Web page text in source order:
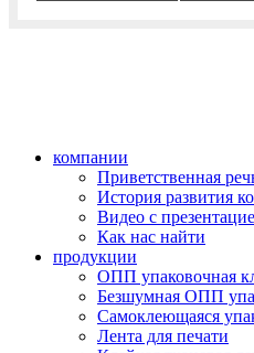
компании
Приветственная
История развития
Видео с
Как нас найти
продукции
ОПП упаковочная
Безшумная ОПП
Самоклеющаяся
Лента для печати